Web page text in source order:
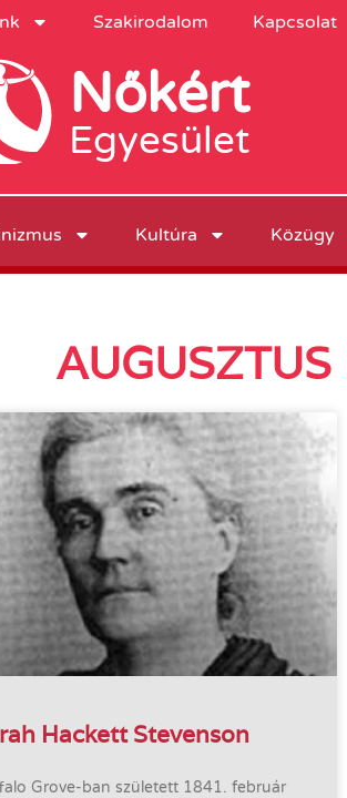
Szakirodalom Kapcsolat
Nőkért
Egyesület
Kultúra Közügy
Hackett Stevenson
Grove-ban született 1841. február